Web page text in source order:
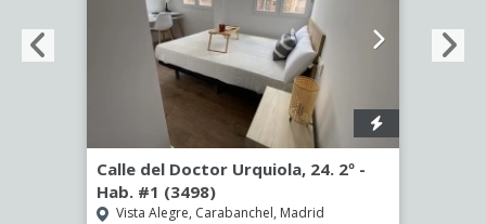
Calle del Doctor Urquiola, 24. 2º -
Hab. #1 (3498)
Vista Alegre, Carabanchel, Madrid